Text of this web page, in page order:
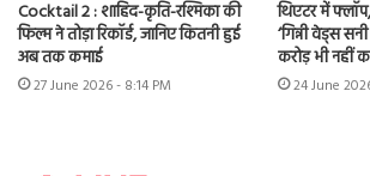
Cocktail 2 : शाहिद-कृति-रश्मिका की
फिल्म ने तोड़ा रिकॉर्ड, जानिए कितनी हुई
अब तक कमाई
27 June 2026 - 8:14 PM
थिएटर में
‘गिन्नी वेड्स
करोड़ भी नहीं
24 June